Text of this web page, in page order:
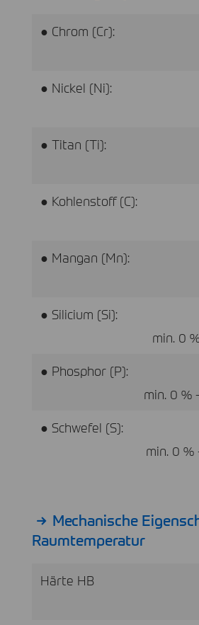
● Chrom (Cr):
● Nickel (Ni):
● Titan (Ti):
● Kohlenstoff (C):
● Mangan (Mn):
● Silicium (Si):
min. 0
● Phosphor (P):
min. 0 %
● Schwefel (S):
min. 0 %
Mechanische
Raumtemperatur
Härte HB